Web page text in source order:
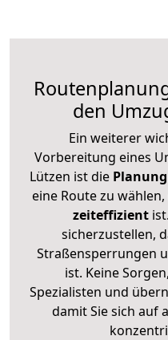
den
Ein weiterer
Vorbereitung eines
Lützen ist diePlanung
eine Route zu
zeiteffizient
sicherzustellen,
Straßensperrungen
ist. Keine
Spezialisten und
damit Sie sich auf